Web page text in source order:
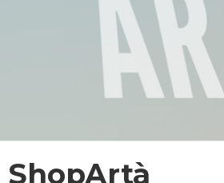
ShopArtà